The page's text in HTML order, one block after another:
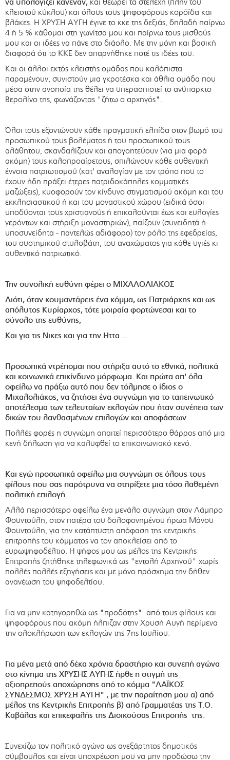
κλειστού κύκλου) και όλους τους ψηφοφόρους κορόϊδα και
βλάκες. Η ΧΡΥΣΗ ΑΥΓΗ έγινε το κκε της δεξιάς, δηλαδή παίρνω
4 ή 5 % κάθομαι στη γωνίτσα μου και παίρνω τους μισθούς
μου και οι ιδέες να πάνε στο διάολο. Με την μόνη και βασική
διαφορά ότι το ΚΚΕ δεν απαρνήθηκε ποτέ τις ιδέες του.
Και οι άλλοι εκτός κλειστής ομάδας που καλόπιστα
παραμένουν, συνιστούν μια γκροτέσκα και άθλια ομάδα που
μέσα στην ανοησία της θέλει να υπερασπιστεί το ανύπαρκτο
Βερολίνο της, φωνάζοντας "ζήτω ο αρχηγός".
Όλοι τους εξοντώνουν κάθε πραγματική ελπίδα στον βωμό του
προσωπικού τους βολέματος ή του προσωπικού τους
αλάθητου, σκανδαλίζουν και απογοητεύουν (για μια φορά
ακόμη) τους καλοπροαίρετους, σπιλώνουν κάθε αυθεντική
έννοια πατριωτισμού (κατ' αναλογίαν με τον τρόπο που το
έχουν ήδη πράξει έτερες πατριδοκάπηλες κομματικές
μαζώξεις), κυοφορούν τον κίνδυνο στιγματισμού ακόμη και του
εκκλησιαστικού ή και του μοναστικού χώρου (ειδικά όσοι
υποδύονται τους χριστιανούς ή επικαλούνται έως και ευλογίες
γερόντων και στήριξη μοναστηριών), παίζουν (συνειδητά ή
υποσυνείδητα - παντελώς αδιάφορο) τον ρόλο της εφεδρείας,
του συστημικού στυλοβάτη, του αναχώματος για κάθε υγιές κι
αυθεντικό πατριωτικό.
Την συνολική ευθύνη φέρει ο ΜΙΧΑΛΟΛΙΑΚΟΣ
Διότι, όταν κουμαντάρεις ένα κόμμα, ως Πατριάρχης και ως
απόλυτος Κυρίαρχος, τότε μοιραία φορτώνεσαι και το
σύνολο της ευθύνης,
Και για τις Νικες και για την Ηττα ...
Προσωπικά ντρέπομαι που στήριξα αυτό το εθνικά, πολιτικά
και κοινωνικά επικίνδυνο μόρφωμα. Και πρώτα απ' όλα
οφείλω να πράξω αυτό που δεν τόλμησε ο ίδιος ο
Μιχαλολιάκος, να ζητήσει ένα συγνώμη για το ταπεινωτικό
αποτέλεσμα των τελευταίων εκλογών που ήταν συνέπεια των
δικών του λανθασμένων επιλογών και αποφάσεων.
Πολλές φορές η συγνώμη απαιτεί περισσότερο θάρρος από μια
κενή δήλωση για να καλυφθεί το επικοινωνιακό κενό.
Και εγώ προσωπικά οφείλω μια συγνώμη σε όλους τους
φίλους που σας παρότρυνα να στηρίξετε μια τόσο λαθεμένη
πολιτική επιλογή.
Αλλά περισσότερο οφείλω ένα μεγάλο συγνώμη στον Λάμπρο
Φουντούλη, στον πατέρα του δολοφονημένου ήρωα Μάνου
Φουντούλη, για την κατάπτυστη απόφαση της κεντρικής
επιτροπής του κόμματος να τον αποκλείσει από το
ευρωψηφοδέλτιο. Η ψήφος μου ως μέλος της Κεντρικής
Επιτροπής ζητήθηκε τηλεφωνικά ως "εντολή Αρχηγού" χωρίς
πολλές πολλές εξηγήσεις και με μόνο πρόσχημα την δήθεν
ανανέωση του ψηφοδελτίου.
Για να μην κατηγορηθώ ως "προδότης" από τους φίλους και
ψηφοφόρους που ακόμη ήλπιζαν στην Χρυσή Αυγή περίμενα
την ολοκλήρωση των εκλογών της 7ης Ιουλίου.
Για μένα μετά από δέκα χρόνια δραστήριο και συνεπή αγώνα
στο κίνημα της ΧΡΥΣΗΣ ΑΥΓΗΣ ήρθε η στιγμή της
αξιοπρεπούς αποχώρησης από το κόμμα "ΛΑΪΚΟΣ
ΣΥΝΔΕΣΜΟΣ ΧΡΥΣΗ ΑΥΓΗ" , με την παραίτηση μου α) από
μέλος της Κεντρικής Επιτροπής β) από Γραμματέας της Τ.Ο.
Καβάλας και επικεφαλής της Διοικούσας Επιτροπής της.
Συνεχίζω τον πολιτικό αγώνα ως ανεξάρτητος δημοτικός
σύμβουλος και είναι υποχρέωση μου να μην προδώσω την